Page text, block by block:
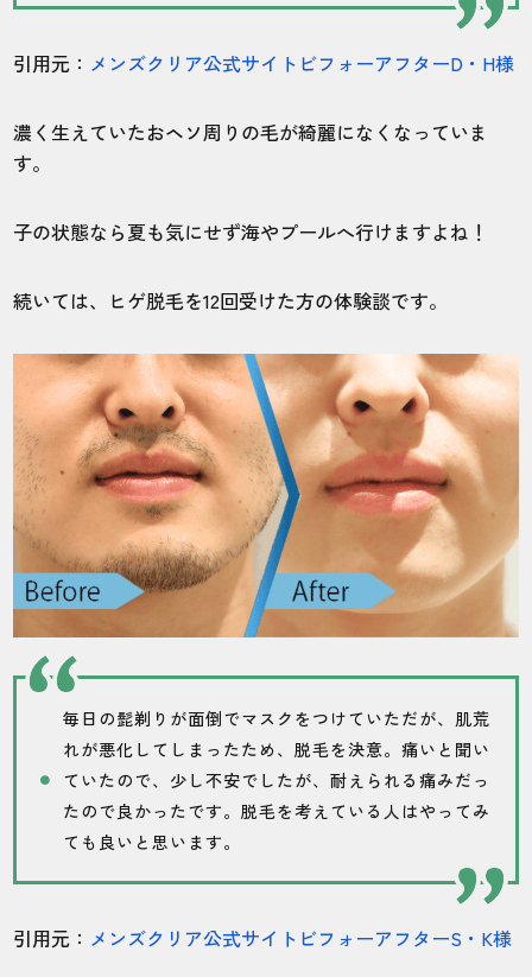
引用元： メンズクリア公式サイトビフォーアフターD・H様
濃く生えていたおヘソ周りの毛が綺麗になくなっていま
す。
子の状態なら夏も気にせず海やプールへ行けますよね！
続いては、ヒゲ脱毛を12回受けた方の体験談です。
毎日の髭剃りが面倒でマスクをつけていただが、肌荒
れが悪化してしまったため、脱毛を決意。痛いと聞い
ていたので、少し不安でしたが、耐えられる痛みだっ
たので良かったです。脱毛を考えている人はやってみ
ても良いと思います。
引用元： メンズクリア公式サイトビフォーアフターS・K様